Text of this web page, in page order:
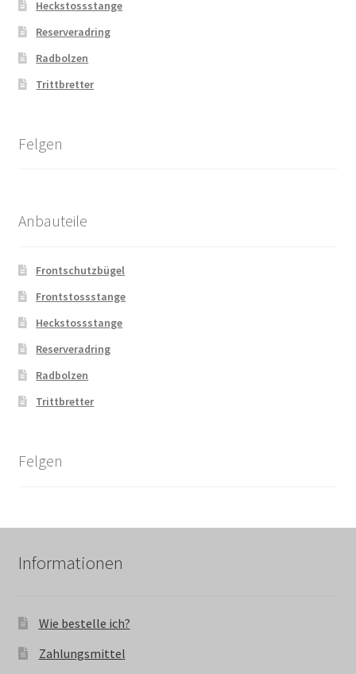
Heckstossstange
Reserveradring
Radbolzen
Trittbretter
Felgen
Anbauteile
Frontschutzbügel
Frontstossstange
Heckstossstange
Reserveradring
Radbolzen
Trittbretter
Felgen
Informationen
Wie bestelle ich?
Zahlungsmittel